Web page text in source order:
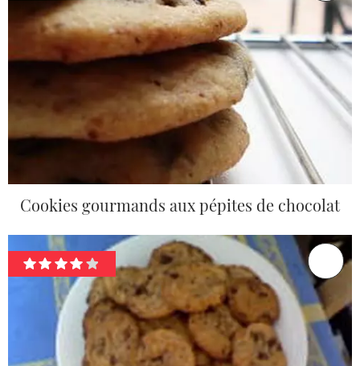
Cookies gourmands aux pépites de chocolat